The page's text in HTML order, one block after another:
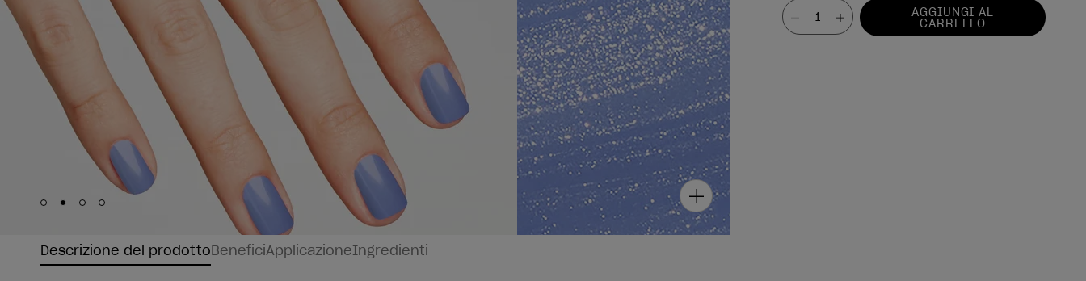
Skip to slide
Skip to slide
Skip to slide
Skip to slide
Valore AGGIUNGI AL
CARRELLO
Descrizione del prodottoBeneficiApplicazioneIngredienti